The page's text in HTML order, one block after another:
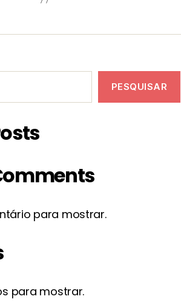
PESQUISAR
para mostrar.
para mostrar.